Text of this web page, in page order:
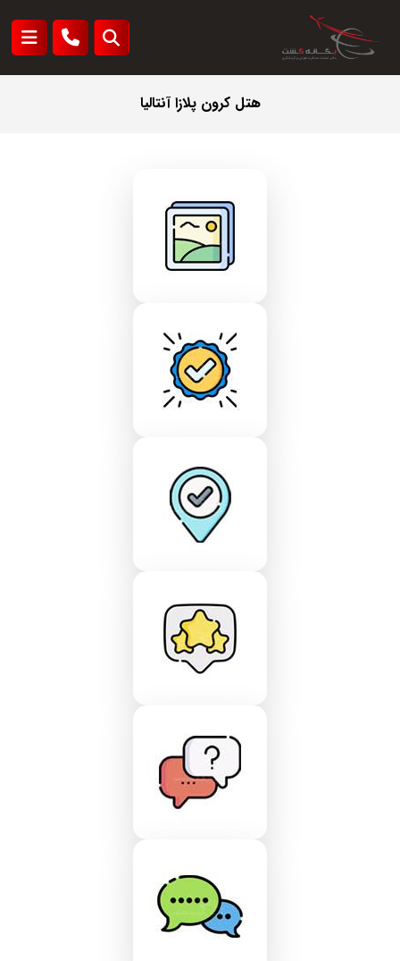
هتل کرون پلازا آنتالیا